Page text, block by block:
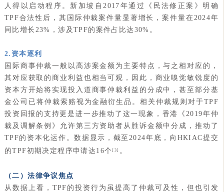
人得以启动程序。新加坡自2017年通过《民法修正案》明确
TPF合法性后，其国际仲裁案件量显著增长，案件量在2024年
同比增长23%，涉及TPF的案件占比达30%。
2.资本逐利
国际商事仲裁一般以高涉案金额为主要特点，与之相对应的，
其对应获取的商业利益也相当可观，因此，商业嗅觉敏锐度的
资本方开始将实现投入道商事仲裁利益的分成中，甚至部分基
金公司已将仲裁索赔视为金融衍生品。相关仲裁规则对于TPF
投资回报的支持更是进一步推动了这一现象，香港《2019年仲
裁及调解条例》允许第三方资助者从胜诉金额中分成，推动了
TPF的资本化运作。数据显示，截至2024年底，向HKIAC提交
的TPF初期决定程序申请达16个[3] 。
（二）法律争议焦点
从数据上看，TPF的投资行为虽提高了仲裁可及性，但也引发